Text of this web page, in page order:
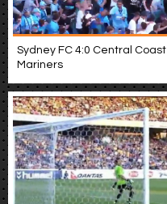
Sydney FC 4:0 Central Coast
Mariners